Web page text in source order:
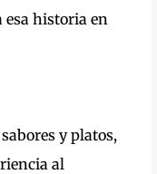
esa historia en
y platos,
al